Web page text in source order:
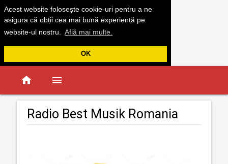
Acest website folosește cookie-uri pentru a ne
asigura că obții cea mai bună experiență pe
website-ul nostru.
Află mai multe.
OK
home menu
Radio Best Musik Romania